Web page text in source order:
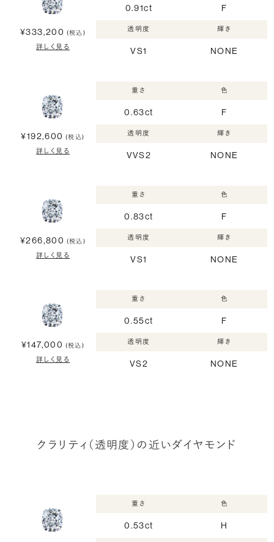
¥333,200 (税込)
詳しく見る
0.91ct F
透明度
VS1
輝き
NONE
¥192,600 (税込)
詳しく見る
重さ
0.63ct
色
F
透明度
VVS2
輝き
NONE
¥266,800 (税込)
詳しく見る
重さ
0.83ct
色
F
透明度
VS1
輝き
NONE
¥147,000 (税込)
詳しく見る
重さ
0.55ct
色
F
透明度
VS2
輝き
NONE
クラリティ（透明度）の近いダイヤモンド
重さ
0.53ct
色
H